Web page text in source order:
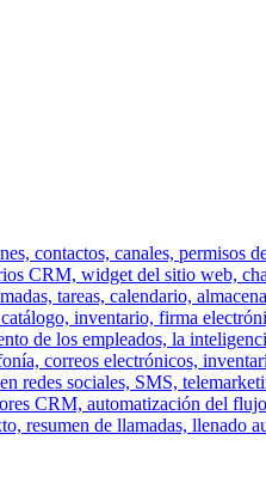
contactos, canales, permisos
CRM, widget del sitio web,
tareas, calendario,
inventario, firma
de los empleados, la
correos electrónicos,
redes sociales, SMS,
CRM, automatización del
resumen de llamadas, llenado